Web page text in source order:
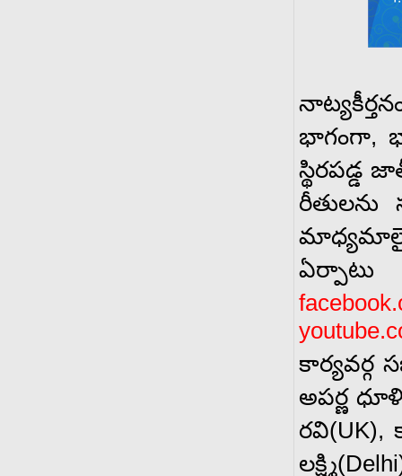
భాగంగా,
స్థిరపడ్డ
మాధ్యమాలైన
ఏర్పాటు
కార్యవర్గ
అపర్ణ